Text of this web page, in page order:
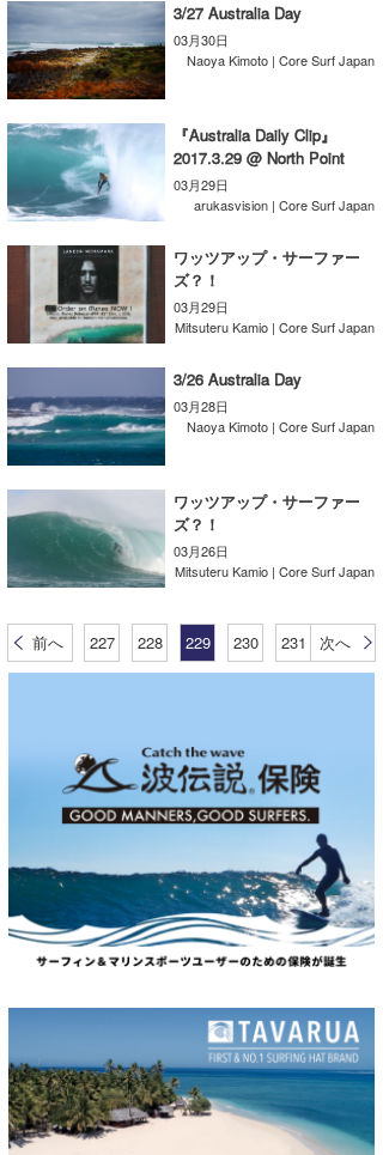
3/27 Australia Day
03月30日
Naoya Kimoto | Core Surf Japan
『Australia Daily Clip』
2017.3.29 @ North Point
03月29日
arukasvision | Core Surf Japan
ワッツアップ・サーファー
ズ？！
03月29日
Mitsuteru Kamio | Core Surf Japan
3/26 Australia Day
03月28日
Naoya Kimoto | Core Surf Japan
ワッツアップ・サーファー
ズ？！
03月26日
Mitsuteru Kamio | Core Surf Japan
前へ 227 228 229 230 231 次へ
wanda
予報士 hiro.
banpaku
Mr.K
Romisea